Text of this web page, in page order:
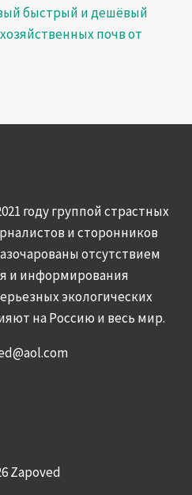
быстрый и дешёвый
почв от
году группой страстных
и сторонников
отсутствием
и информирования
экологических
на Россию и весь мир.
Zapoved